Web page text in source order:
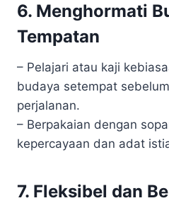
6. Menghormati
Tempatan
– Pelajari atau kaji
budaya setempat
perjalanan.
– Berpakaian dengan
kepercayaan dan adat
7. Fleksibel dan